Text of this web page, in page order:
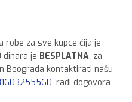
robe za sve kupce čija je
je BESPLATNA, za
Beograda kontaktirati našu
, radi dogovora